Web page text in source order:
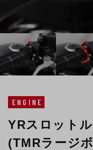
ENGINE
YRスロット
(TMRラージ